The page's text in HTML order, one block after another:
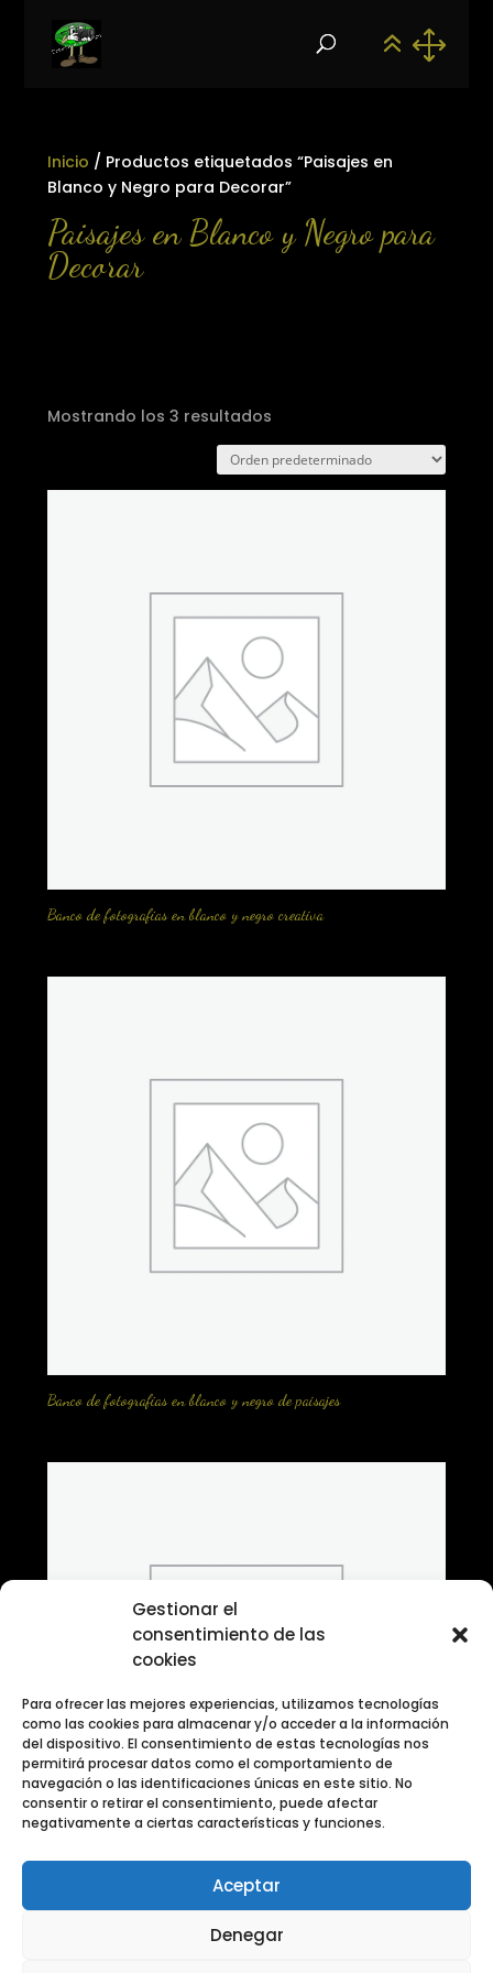
Gestionar el
consentimiento de las
cookies
Para ofrecer las mejores experiencias, utilizamos tecnologías
como las cookies para almacenar y/o acceder a la información
del dispositivo. El consentimiento de estas tecnologías nos
permitirá procesar datos como el comportamiento de
navegación o las identificaciones únicas en este sitio. No
consentir o retirar el consentimiento, puede afectar
negativamente a ciertas características y funciones.
Aceptar
Denegar
Inicio / Productos etiquetados “Paisajes en
Blanco y Negro para Decorar”
Paisajes en Blanco y Negro para
Decorar
Mostrando los 3 resultados
Banco de fotografias en blanco y negro creativa
Banco de fotografias en blanco y negro de paisajes
Banco de fotografias en blanco y negro urbano